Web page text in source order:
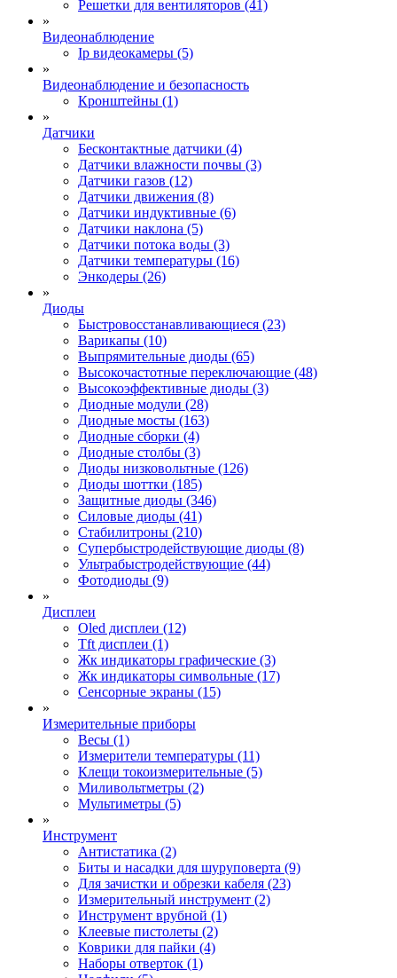
Решетки для вентиляторов (41)
»
Видеонаблюдение
Ip видеокамеры (5)
»
Видеонаблюдение и безопасность
Кронштейны (1)
»
Датчики
Бесконтактные датчики (4)
Датчики влажности почвы (3)
Датчики газов (12)
Датчики движения (8)
Датчики индуктивные (6)
Датчики наклона (5)
Датчики потока воды (3)
Датчики температуры (16)
Энкодеры (26)
»
Диоды
Быстровосстанавливающиеся (23)
Варикапы (10)
Выпрямительные диоды (65)
Высокочастотные переключающие (48)
Высокоэффективные диоды (3)
Диодные модули (28)
Диодные мосты (163)
Диодные сборки (4)
Диодные столбы (3)
Диоды низковольтные (126)
Диоды шоттки (185)
Защитные диоды (346)
Силовые диоды (41)
Стабилитроны (210)
Супербыстродействующие диоды (8)
Ультрабыстродействующие (44)
Фотодиоды (9)
»
Дисплеи
Oled дисплеи (12)
Tft дисплеи (1)
Жк индикаторы графические (3)
Жк индикаторы символьные (17)
Сенсорные экраны (15)
»
Измерительные приборы
Весы (1)
Измерители температуры (11)
Клещи токоизмерительные (5)
Миливольтметры (2)
Мультиметры (5)
»
Инструмент
Антистатика (2)
Биты и насадки для шуруповерта (9)
Для зачистки и обрезки кабеля (23)
Измерительный инструмент (2)
Инструмент врубной (1)
Клеевые пистолеты (2)
Коврики для пайки (4)
Наборы отверток (1)